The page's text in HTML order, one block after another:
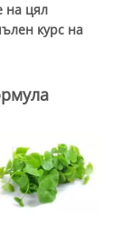
на цял
курс на